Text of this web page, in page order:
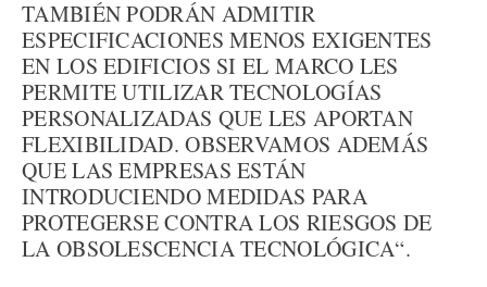
TAMBIÉN PODRÁN ADMITIR
ESPECIFICACIONES MENOS EXIGENTES
EN LOS EDIFICIOS SI EL MARCO LES
PERMITE UTILIZAR TECNOLOGÍAS
PERSONALIZADAS QUE LES APORTAN
FLEXIBILIDAD. OBSERVAMOS ADEMÁS
QUE LAS EMPRESAS ESTÁN
INTRODUCIENDO MEDIDAS PARA
PROTEGERSE CONTRA LOS RIESGOS DE
LA OBSOLESCENCIA TECNOLÓGICA“.